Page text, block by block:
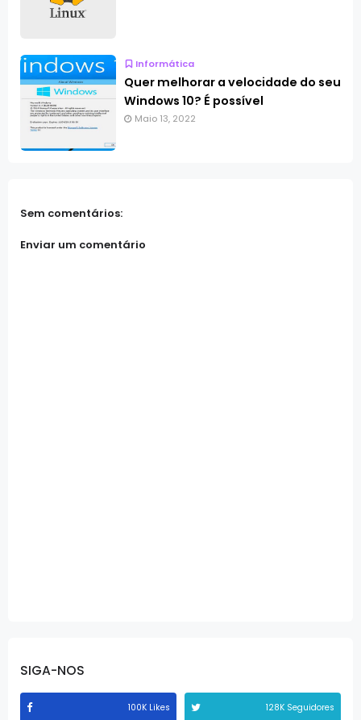
Informática
Quer melhorar a velocidade do seu
Windows 10? É possível
Maio 13, 2022
Sem comentários:
Enviar um comentário
SIGA-NOS
100K Likes 128K Seguidores